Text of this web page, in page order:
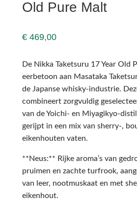
Old Pure Malt
€469,00
De Nikka Taketsuru 17 Year Old
eerbetoon aan Masataka
de Japanse whisky-industrie.
combineert zorgvuldig
van de Yoichi- en Miyagikyo-
gerijpt in een mix van sherry-,
eikenhouten vaten.
**Neus:** Rijke aroma’s van
pruimen en zachte turfrook,
van leer, nootmuskaat en met
eikenhout.